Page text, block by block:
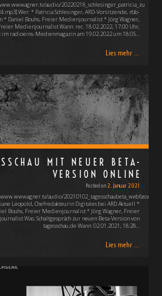
audio/20220218_schlesinger_patricia_zu
Wer: * Patricia Schlesinger, ARD-Vorsitzende, rbb-
* Daniel Bouhs, Freier Medienjournalist * Jörg Wagner,
Medienjournalist Wann: rec. 18.02.2022, 17:00 Uhr,
radioeins-Medienmagazin am 19.02.2022 um 18:05…
Lies mehr ...
MIT NEUER BETA-
VERSION ONLINE
Posted on2. Januar 2021
audio/
Leopold, Chefredakteurin Digitales bei ARD Aktuell *
Bouhs, Freier Medienjournalist * Jörg Wagner, Freier
Was: Schaltgespräch zur neuen Beta-Version von
tagesschau.de Wann: 02.01.2021, 18:28…
Lies mehr ...